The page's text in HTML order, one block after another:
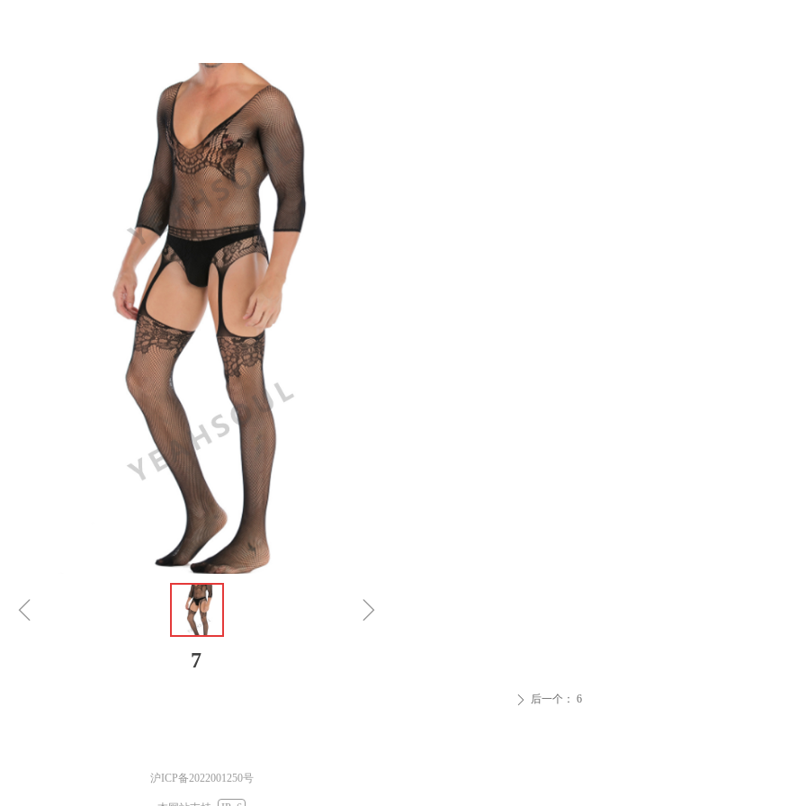
ꁆ ꁇ
7
ꄲ 后一个： 6
沪ICP备2022001250号